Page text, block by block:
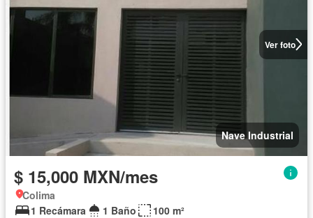
Ver foto
Nave Industrial
$ 15,000 MXN/mes
Colima
1 Recámara
1 Baño
100 m²